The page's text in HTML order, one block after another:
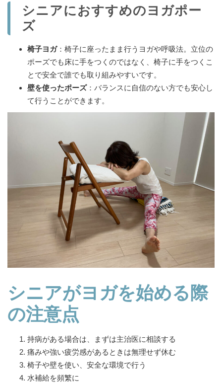
シニアにおすすめのヨガポー
ズ
椅子ヨガ：椅子に座ったまま行うヨガや呼吸法。立位の
ポーズでも床に手をつくのではなく、椅子に手をつくこ
とで安全で誰でも取り組みやすいです。
壁を使ったポーズ：バランスに自信のない方でも安心し
て行うことができます。
シニアがヨガを始める際
の注意点
持病がある場合は、まずは主治医に相談する
痛みや強い疲労感があるときは無理せず休む
椅子や壁を使い、安全な環境で行う
水補給を頻繁に